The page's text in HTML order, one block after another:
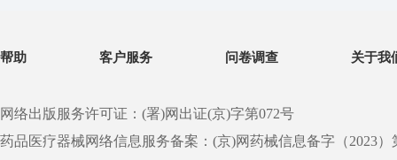
帮助 客户服务 问卷调查 关于我
网络出版服务许可证：(署)网出证(京)字第072号
药品医疗器械网络信息服务备案：(京)网药械信息备字（2023）